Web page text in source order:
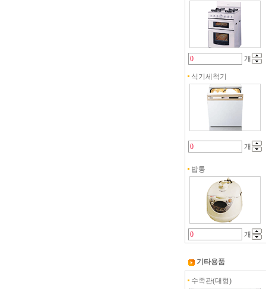
개
식기세척기
개
밥통
개
기타용품
수족관(대형)